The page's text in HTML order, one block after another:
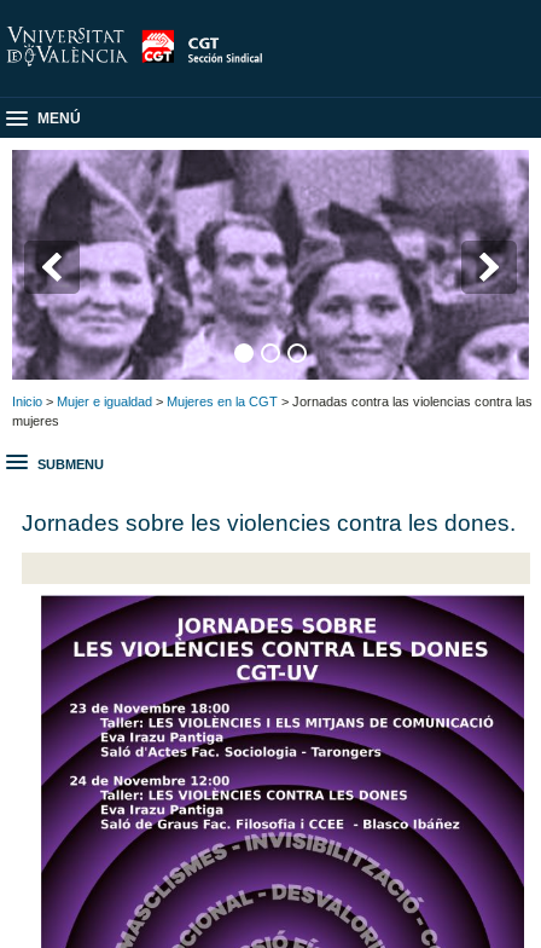
MENÚ
Inicio > Mujer e igualdad > Mujeres en la CGT > Jornadas contra las violencias contra las
mujeres
SUBMENU
Jornades sobre les violencies contra les dones.